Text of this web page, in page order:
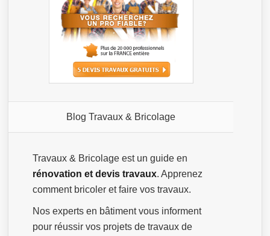
Blog Travaux & Bricolage
Travaux & Bricolage est un guide en
rénovation et devis travaux. Apprenez
comment bricoler et faire vos travaux.
Nos experts en bâtiment vous informent
pour réussir vos projets de travaux de